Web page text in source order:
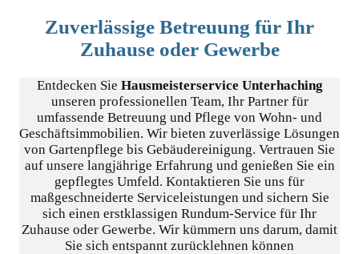
Zuverlässige Betreuung für Ihr
Zuhause oder Gewerbe
Entdecken Sie Hausmeisterservice Unterhaching
unseren professionellen Team, Ihr Partner für
umfassende Betreuung und Pflege von Wohn- und
Geschäftsimmobilien. Wir bieten zuverlässige Lösungen
von Gartenpflege bis Gebäudereinigung. Vertrauen Sie
auf unsere langjährige Erfahrung und genießen Sie ein
gepflegtes Umfeld. Kontaktieren Sie uns für
maßgeschneiderte Serviceleistungen und sichern Sie
sich einen erstklassigen Rundum-Service für Ihr
Zuhause oder Gewerbe. Wir kümmern uns darum, damit
Sie sich entspannt zurücklehnen können